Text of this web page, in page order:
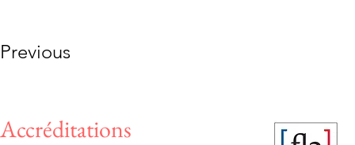
Previous
Accréditations